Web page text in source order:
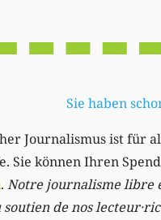
Sie haben
Journalismus ist für
Sie können Ihren
. Notre journalisme libre
de nos